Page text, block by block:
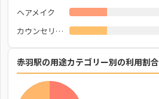
ヘアメイク
カウンセリング
赤羽駅の用途カテゴリー別の利用割合